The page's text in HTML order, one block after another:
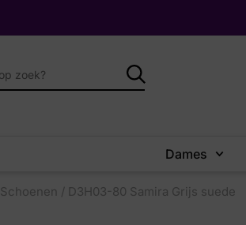
Dames
Schoenen / D3H03-80 Samira Grijs suede